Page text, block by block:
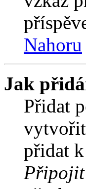
Nahoru
Jak
Přidat
přidat